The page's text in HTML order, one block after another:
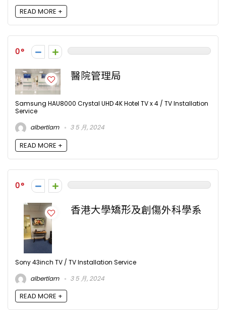
READ MORE +
0
醫院管理局
Samsung HAU8000 Crystal UHD 4K Hotel TV x 4 / TV Installation
Service
albertlam
3 5 月, 2024
READ MORE +
0
香港大學矯形及創傷外科學系
Sony 43inch TV / TV Installation Service
albertlam
3 5 月, 2024
READ MORE +